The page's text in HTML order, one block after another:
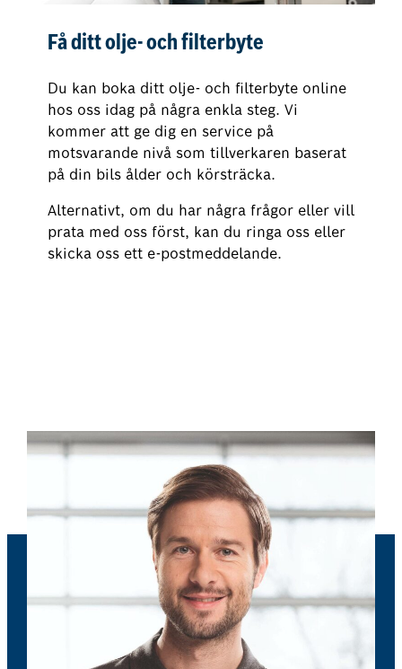
Få ditt olje- och filterbyte
Du kan boka ditt olje- och filterbyte online
hos oss idag på några enkla steg. Vi
kommer att ge dig en service på
motsvarande nivå som tillverkaren baserat
på din bils ålder och körsträcka.
Alternativt, om du har några frågor eller vill
prata med oss först, kan du ringa oss eller
skicka oss ett e-postmeddelande.